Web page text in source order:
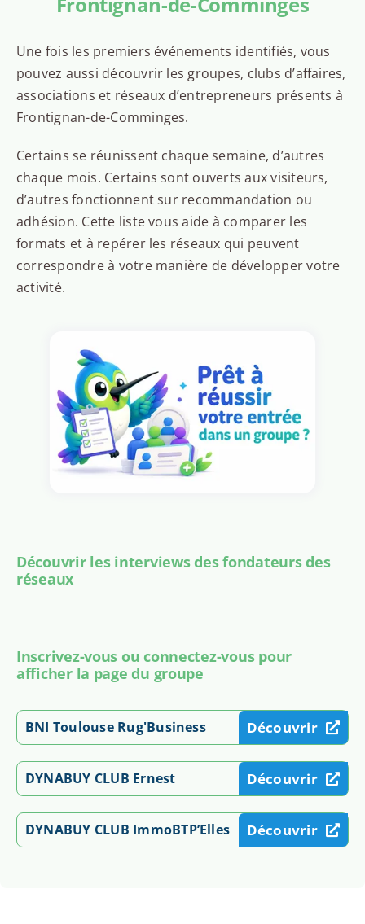
Une fois les premiers événements identifiés, vous
pouvez aussi découvrir les groupes, clubs d’affaires,
associations et réseaux d’entrepreneurs présents à
Frontignan-de-Comminges.
Certains se réunissent chaque semaine, d’autres
chaque mois. Certains sont ouverts aux visiteurs,
d’autres fonctionnent sur recommandation ou
adhésion. Cette liste vous aide à comparer les
formats et à repérer les réseaux qui peuvent
correspondre à votre manière de développer votre
activité.
Découvrir les interviews des fondateurs des
réseaux
Inscrivez-vous ou connectez-vous pour
afficher la page du groupe
BNI Toulouse Rug'Business Découvrir
DYNABUY CLUB Ernest Découvrir
DYNABUY CLUB ImmoBTP’Elles Découvrir